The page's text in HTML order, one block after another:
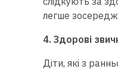
легше
4. Здорові
Діти, які з